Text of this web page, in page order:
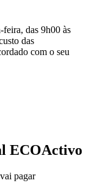
feira, das 9h00 às
das
com o seu
ECOActivo
pagar